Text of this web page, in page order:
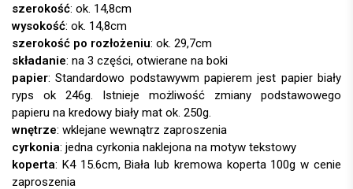
szerokość: ok. 14,8cm
wysokość: ok. 14,8cm
szerokość po rozłożeniu: ok. 29,7cm
składanie: na 3 części, otwierane na boki
papier:
wnętrze: wklejane wewnątrz zaproszenia
cyrkonia: jedna cyrkonia naklejona na motyw tekstowy
koperta: